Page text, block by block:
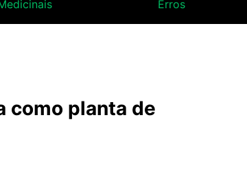
Erros
como planta de